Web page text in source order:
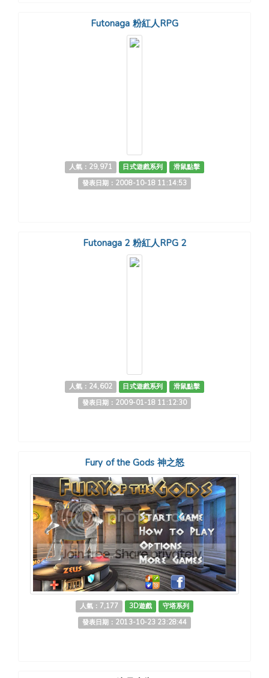
Futonaga 粉紅人RPG
人氣：29,971 日式遊戲系列
滑鼠點擊
發表日期：2008-10-18 11:14:53
Futonaga 2 粉紅人RPG 2
人氣：24,602 日式遊戲系列
滑鼠點擊
發表日期：2009-01-18 11:12:30
Fury of the Gods 神之怒
人氣：7,177 3D遊戲
守塔系列
發表日期：2013-10-23 23:28:44